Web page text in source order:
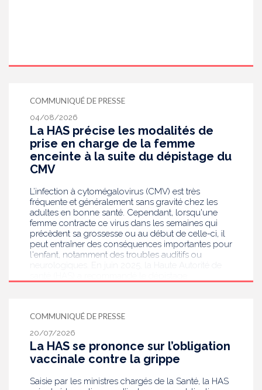
COMMUNIQUÉ DE PRESSE
04/08/2026
La HAS précise les modalités de
prise en charge de la femme
enceinte à la suite du dépistage du
CMV
L’infection à cytomégalovirus (CMV) est très
fréquente et généralement sans gravité chez les
adultes en bonne santé. Cependant, lorsqu'une
femme contracte ce virus dans les semaines qui
précèdent sa grossesse ou au début de celle-ci, il
peut entraîner des conséquences importantes pour
l'enfant, notamment des troubles auditifs ou
publie aujourd’hui des recommandations de
bonnes pratiques pour guider les professionnels
de santé dans la prise en charge des femmes
enceintes à la suite de ce dépistage. Objectif :
réduire les risques de transmission au futur bébé.
COMMUNIQUÉ DE PRESSE
20/07/2026
La HAS se prononce sur l’obligation
vaccinale contre la grippe
Saisie par les ministres chargés de la Santé, la HAS